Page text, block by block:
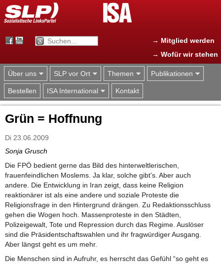
Jump to navigation
→ Mitglied werden
→ Wofür wir stehen
Über uns SLP vor Ort Themen Publikationen
Bestellen ISA International Kontakt
Grün = Hoffnung
Di 23.06.2009
Sonja Grusch
Die FPÖ bedient gerne das Bild des hinterweltlerischen,
frauenfeindlichen Moslems. Ja klar, solche gibt’s. Aber auch
andere. Die Entwicklung in Iran zeigt, dass keine Religion
reaktionärer ist als eine andere und soziale Proteste die
Religionsfrage in den Hintergrund drängen. Zu Redaktionsschluss
gehen die Wogen hoch. Massenproteste in den Städten,
Polizeigewalt, Tote und Repression durch das Regime. Auslöser
sind die Präsidentschaftswahlen und ihr fragwürdiger Ausgang.
Aber längst geht es um mehr.
Die Menschen sind in Aufruhr, es herrscht das Gefühl “so geht es